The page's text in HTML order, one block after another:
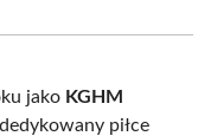
jako KGHM
piłce